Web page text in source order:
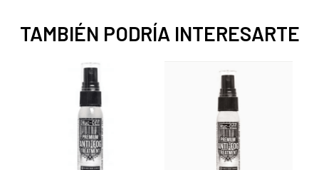
TAMBIÉN PODRÍA INTERESARTE